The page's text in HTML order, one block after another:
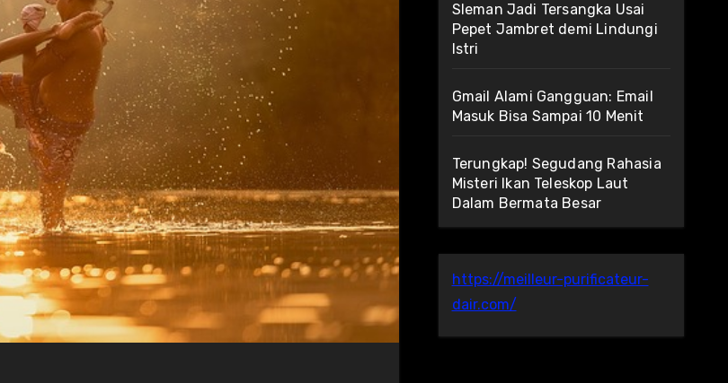
Sleman Jadi Tersangka Usai
Pepet Jambret demi Lindungi
Istri
Gmail Alami Gangguan: Email
Masuk Bisa Sampai 10 Menit
Terungkap! Segudang Rahasia
Misteri Ikan Teleskop Laut
Dalam Bermata Besar
https://meilleur-purificateur-
dair.com/